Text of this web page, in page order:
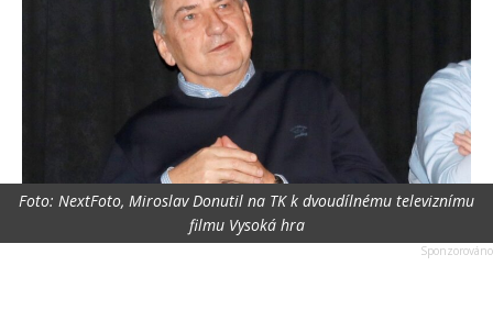
Foto: NextFoto, Miroslav Donutil na TK k dvoudílnému televiznímu
filmu Vysoká hra